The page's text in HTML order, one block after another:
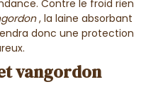
Contre le froid rien
, la laine absorbant
donc une protection
vangordon